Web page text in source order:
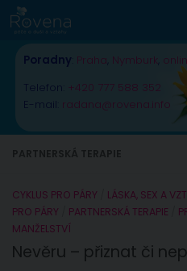
Skip to content
Poradny Praha Nymburk
Telefon: +420 777 588 352
E-mail: radana@rovena.info
CYKLUS PRO PÁRY LÁSKA, SEX A
PRO PÁRY
PARTNERSKÁ TERAPIE
MANŽELSTVÍ
Nevěru – přiznat či